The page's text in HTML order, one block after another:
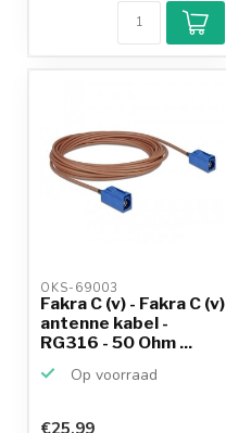
OKS-69003
Fakra C (v) - Fakra C (v)
antenne kabel -
RG316 - 50 Ohm ...
Op voorraad